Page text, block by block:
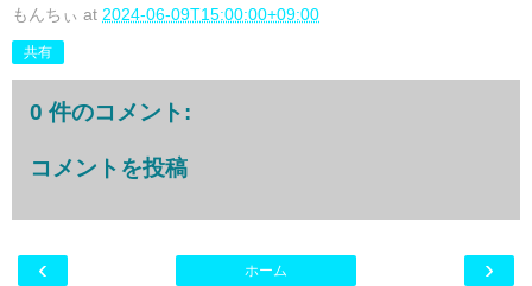
もんちぃ at 2024-06-09T15:00:00+09:00
共有
0 件のコメント:
コメントを投稿
‹ ›
ホーム